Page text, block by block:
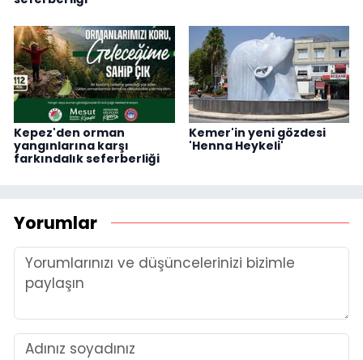
Kepez'den orman
yangınlarına karşı
farkındalık seferberliği
Kemer'in yeni gözdesi
'Henna Heykeli'
Yorumlar